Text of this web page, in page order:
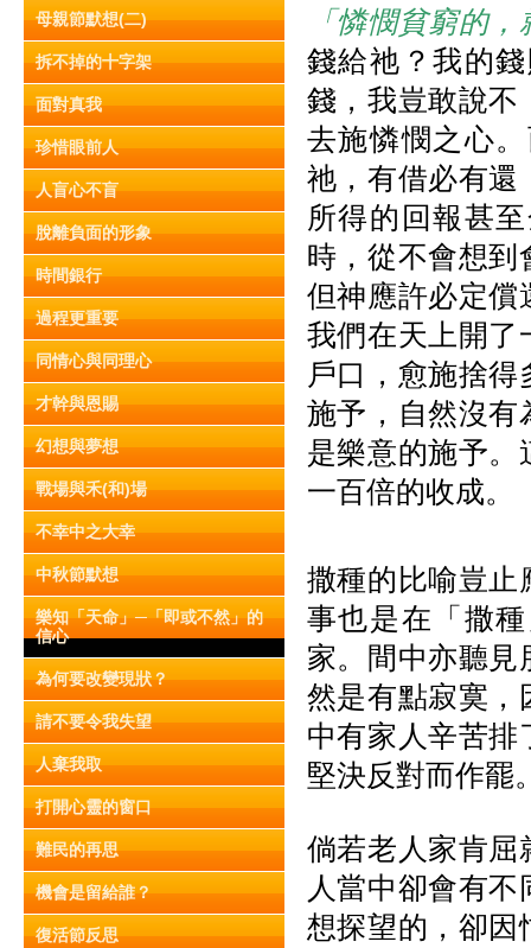
母親節默想(二)
拆不掉的十字架
面對真我
珍惜眼前人
人盲心不盲
脫離負面的形象
時間銀行
過程更重要
同情心與同理心
才幹與恩賜
幻想與夢想
戰場與禾(和)場
不幸中之大幸
中秋節默想
樂知「天命」─「即或不然」的
信心
為何要改變現狀？
請不要令我失望
人棄我取
打開心靈的窗口
難民的再思
機會是留給誰？
復活節反思
「憐憫貧窮的
錢給祂？我的
錢，我豈敢說不
去施憐憫之心
祂，有借必有還
所得的回報甚
時，從不會想到
但神應許必定償
我們在天上開了
戶口，愈施捨
施予，自然沒有
是樂意的施予。
一百倍的收成。
撒種的比喻豈止
事也是在「撒
家。間中亦聽見
然是有點寂寞，
中有家人辛苦排
堅決反對而作罷
倘若老人家肯屈
人當中卻會有
想探望的，卻因